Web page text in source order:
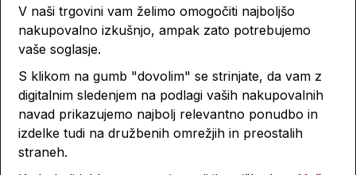
V naši trgovini vam želimo omogočiti najboljšo
nakupovalno izkušnjo, ampak zato potrebujemo
vaše soglasje.
S klikom na gumb "dovolim" se strinjate, da vam z
digitalnim sledenjem na podlagi vaših nakupovalnih
navad prikazujemo najbolj relevantno ponudbo in
izdelke tudi na družbenih omrežjih in preostalih
straneh.